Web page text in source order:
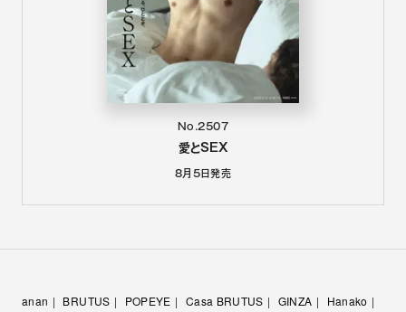
No.2507
愛とSEX
8月5日発売
anan BRUTUS POPEYE Casa BRUTUS GINZA
Hanako